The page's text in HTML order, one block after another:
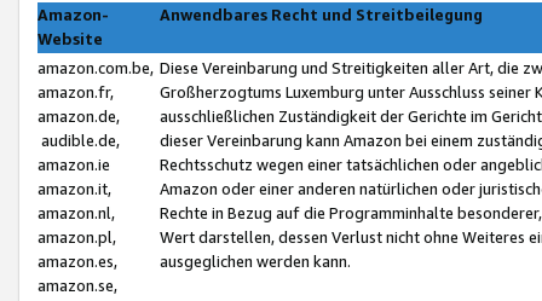
Amazon-
Website
Anwendbares Recht und Streitbeilegung
amazon.com.be,
amazon.fr,
amazon.de,
audible.de,
amazon.ie
amazon.it,
amazon.nl,
amazon.pl,
amazon.es,
amazon.se,
Diese Vereinbarung und Streitigkeiten aller Art, die
Großherzogtums Luxemburg unter Ausschluss
ausschließlichen Zuständigkeit der Gerichte im
dieser Vereinbarung kann Amazon bei einem
Rechtsschutz wegen einer tatsächlichen oder
Amazon oder einer anderen natürlichen oder
Rechte in Bezug auf die Programminhalte
Wert darstellen, dessen Verlust nicht ohne Weiteres
ausgeglichen werden kann.